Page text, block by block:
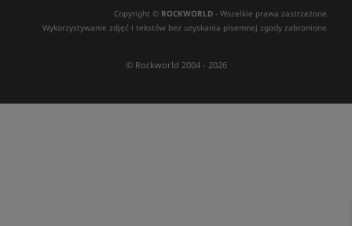
Copyright © ROCKWORLD - Wszelkie prawa zastrzeżone.
Wykorzystywanie zdjęć i tekstów bez uzyskania pisemnej zgody zabronione.
© Rockworld 2004 - 2026